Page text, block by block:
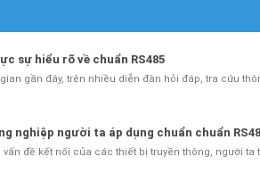
sự hiểu rõ về chuẩn RS485
gần đây, trên nhiều diễn đàn hỏi đáp, tra cứu
nghiệp người ta áp dụng chuẩn chuẩn
đề kết nối của các thiết bị truyền thông, người ta